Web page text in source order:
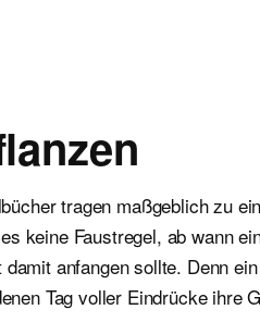
tragen maßgeblich zu
keine Faustregel, ab wann
anfangen sollte. Denn
Tag voller Eindrücke ihre